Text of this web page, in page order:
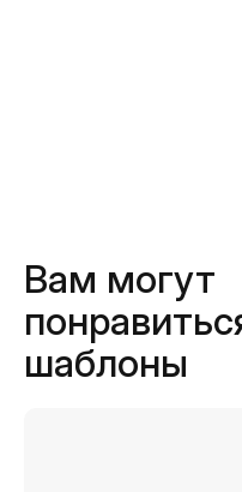
Вам могут
шаблоны